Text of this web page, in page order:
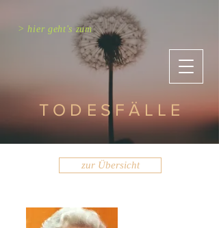
> hier geht's zum
TODESFÄLLE
zur Übersicht